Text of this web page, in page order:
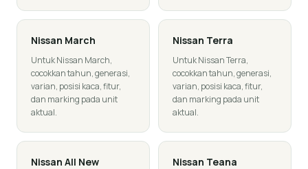
Nissan March
Untuk Nissan March,
cocokkan tahun, generasi,
varian, posisi kaca, fitur,
dan marking pada unit
aktual.
Nissan Terra
Untuk Nissan Terra,
cocokkan tahun, generasi,
varian, posisi kaca, fitur,
dan marking pada unit
aktual.
Nissan All New
Nissan Teana